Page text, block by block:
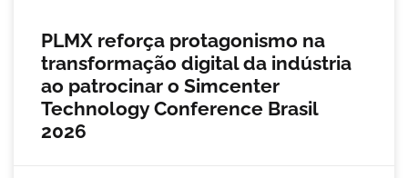
PLMX reforça protagonismo na
transformação digital da indústria
ao patrocinar o Simcenter
Technology Conference Brasil
2026